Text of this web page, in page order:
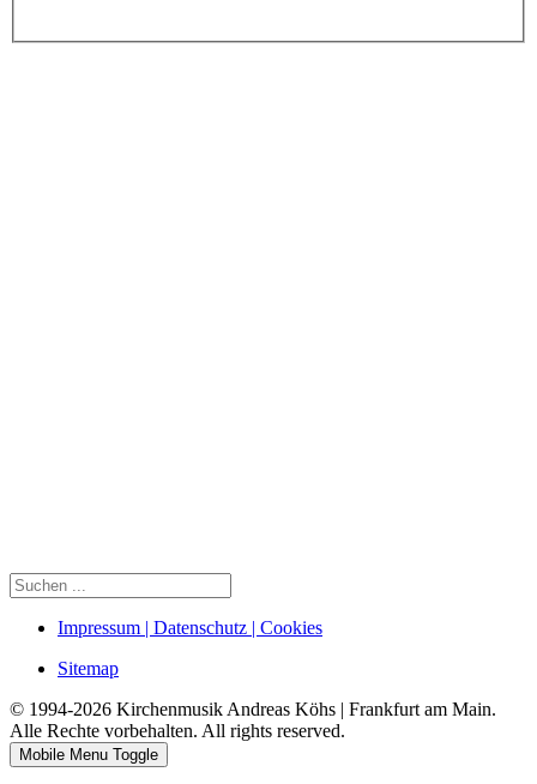
Impressum | Datenschutz | Cookies
Sitemap
© 1994-2026 Kirchenmusik Andreas Köhs | Frankfurt am Main.
Alle Rechte vorbehalten. All rights reserved.
Mobile Menu Toggle